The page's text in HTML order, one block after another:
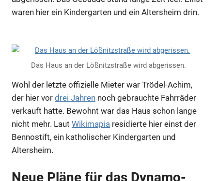
waren hier ein Kindergarten und ein Altersheim drin.
Das Haus an der Lößnitzstraße wird abgerissen.
Wohl der letzte offizielle Mieter war Trödel-Achim,
der hier vor drei Jahren noch gebrauchte Fahrräder
verkauft hatte. Bewohnt war das Haus schon lange
nicht mehr. Laut Wikimapia residierte hier einst der
Bennostift, ein katholischer Kindergarten und
Altersheim.
Neue Pläne für das Dynamo-